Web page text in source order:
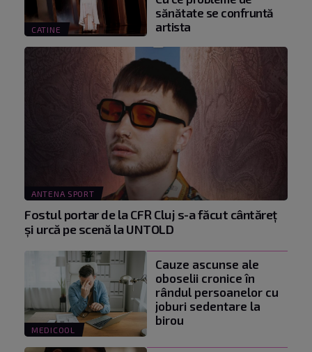
CATINE
sănătate se confruntă
artista
ANTENA SPORT
Fostul portar de la CFR Cluj s-a făcut cântăreţ
şi urcă pe scenă la UNTOLD
MEDICOOL
Cauze ascunse ale
oboselii cronice în
rândul persoanelor cu
joburi sedentare la
birou